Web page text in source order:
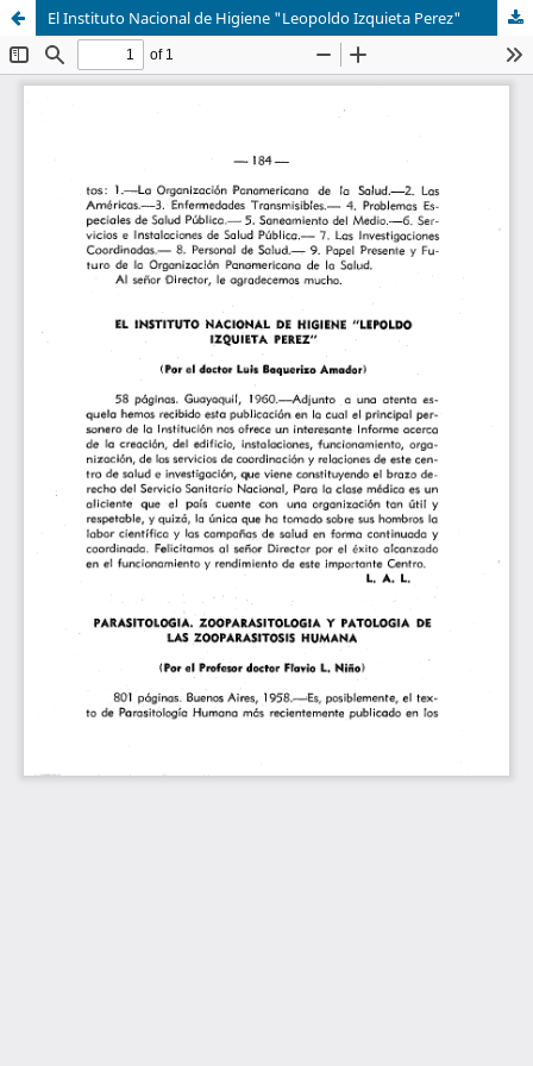
El Instituto Nacional de Higiene "Leopoldo Izquieta Perez"